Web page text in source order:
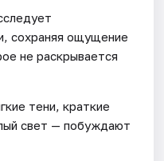
сохраняя ощущение
не раскрывается
тени, краткие
свет — побуждают